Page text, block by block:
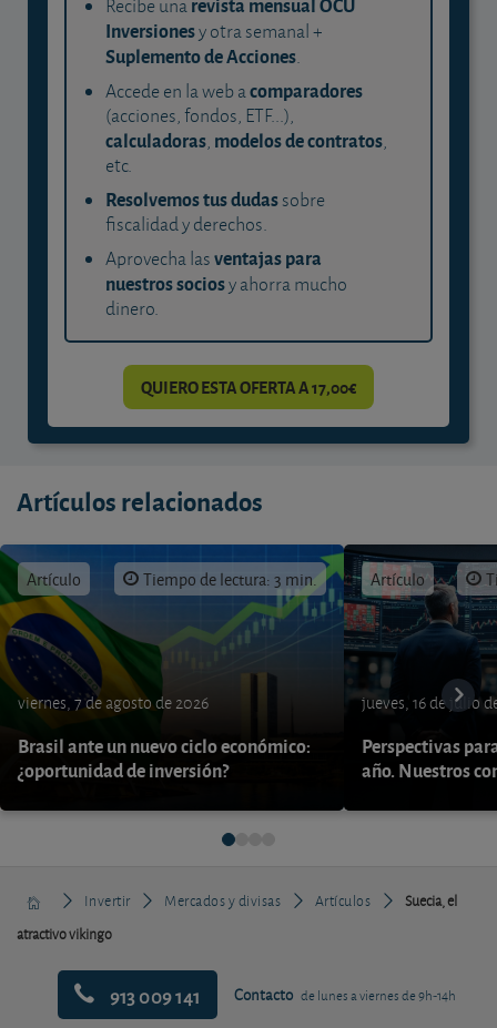
Recibe una
Inversionesy otra semanal +
Suplemento de Acciones.
Accede en la web acomparadores
(acciones, fondos, ETF...),
calculadoras, modelos de contratos,
etc.
Resolvemos tus dudassobre
fiscalidad y derechos.
Aprovecha lasventajas para
nuestros sociosy ahorra mucho
dinero.
QUIERO ESTA OFERTA A 17,00€
Artículos relacionados
Artículo Tiempo de lectura: 3 min.
viernes, 7 de agosto de 2026
Brasil ante un nuevo ciclo económico:
¿oportunidad de inversión?
Artículo
jueves, 16 de julio
Perspectivas
año. Nuestros
Invertir Mercados y divisas Artículos
Suecia, el
atractivo vikingo
913 009 141 Contacto de lunes a viernes de 9h-14h